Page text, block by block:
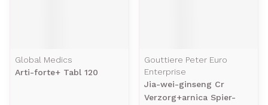
Global Medics
Arti-forte+ Tabl 120
Gouttiere Peter Euro
Enterprise
Jia-wei-ginseng Cr
Verzorg+arnica Spier-